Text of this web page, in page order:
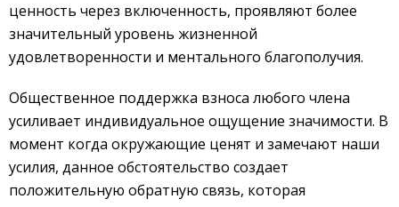
ценность через включенность, проявляют более
значительный уровень жизненной
удовлетворенности и ментального благополучия.
Общественное поддержка взноса любого члена
усиливает индивидуальное ощущение значимости. В
момент когда окружающие ценят и замечают наши
усилия, данное обстоятельство создает
положительную обратную связь, которая